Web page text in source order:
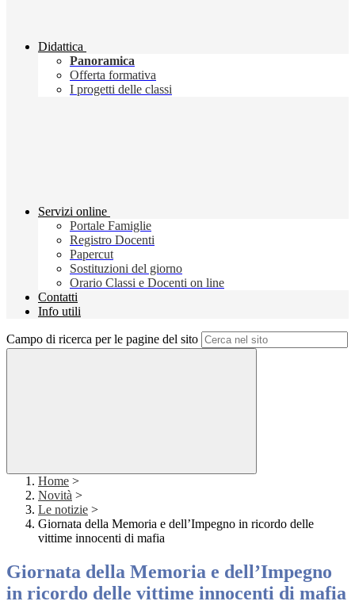
Didattica
Panoramica
Offerta formativa
I progetti delle classi
Servizi online
Portale Famiglie
Registro Docenti
Papercut
Sostituzioni del giorno
Orario Classi e Docenti on line
Contatti
Info utili
Campo di ricerca per le pagine del sito
Home >
Novità >
Le notizie >
Giornata della Memoria e dell’Impegno in ricordo delle
vittime innocenti di mafia
Giornata della Memoria e dell’Impegno
in ricordo delle vittime innocenti di mafia